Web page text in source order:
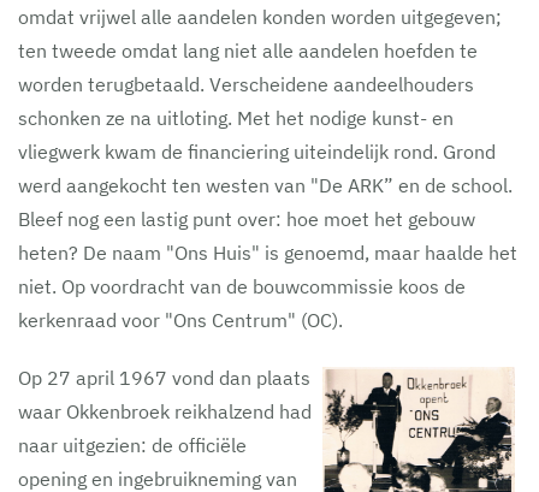
omdat vrijwel alle aandelen konden worden uitgegeven;
ten tweede omdat lang niet alle aandelen hoefden te
worden terugbetaald. Verscheidene aandeelhouders
schonken ze na uitloting. Met het nodige kunst- en
vliegwerk kwam de financiering uiteindelijk rond. Grond
werd aangekocht ten westen van "De ARK” en de school.
Bleef nog een lastig punt over: hoe moet het gebouw
heten? De naam "Ons Huis" is genoemd, maar haalde het
niet. Op voordracht van de bouwcommissie koos de
kerkenraad voor "Ons Centrum" (OC).
Op 27 april 1967 vond dan plaats
waar Okkenbroek reikhalzend had
naar uitgezien: de officiële
opening en ingebruikneming van